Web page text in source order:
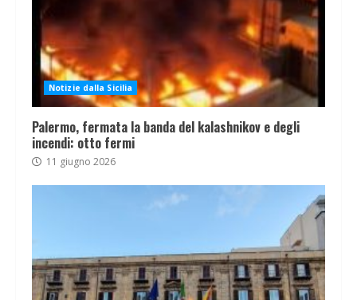
Notizie dalla Sicilia
Palermo, fermata la banda del kalashnikov e degli
incendi: otto fermi
11 giugno 2026